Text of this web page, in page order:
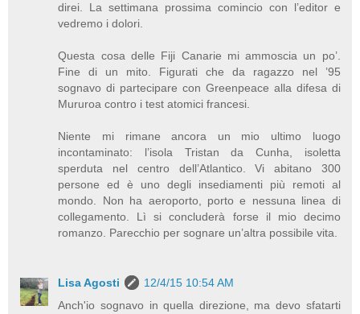
direi. La settimana prossima comincio con l’editor e
vedremo i dolori.
Questa cosa delle Fiji Canarie mi ammoscia un po’.
Fine di un mito. Figurati che da ragazzo nel ’95
sognavo di partecipare con Greenpeace alla difesa di
Mururoa contro i test atomici francesi.
Niente mi rimane ancora un mio ultimo luogo
incontaminato: l’isola Tristan da Cunha, isoletta
sperduta nel centro dell’Atlantico. Vi abitano 300
persone ed è uno degli insediamenti più remoti al
mondo. Non ha aeroporto, porto e nessuna linea di
collegamento. Lì si concluderà forse il mio decimo
romanzo. Parecchio per sognare un’altra possibile vita.
Lisa Agosti
12/4/15 10:54 AM
Anch'io sognavo in quella direzione, ma devo sfatarti